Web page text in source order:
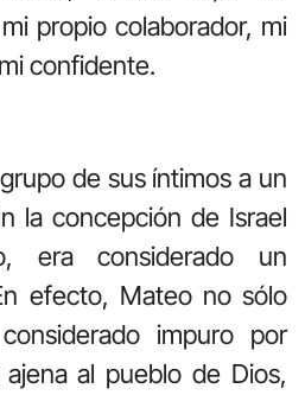
propio colaborador, mi
confidente.
de sus íntimos a un
la concepción de Israel
era considerado un
efecto, Mateo no sólo
impuro por
al pueblo de Dios,